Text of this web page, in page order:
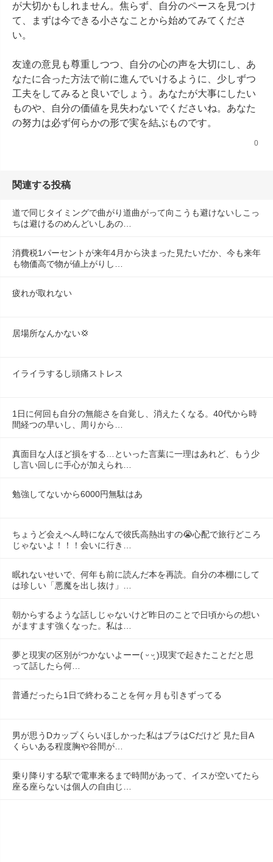
が大切かもしれません。焦らず、自分のペースを見つけ
て、まずは今できる小さなことから始めてみてくださ
い。
友達の意見も尊重しつつ、自分の心の声を大切にし、あ
なたに合った方法で前に進んでいけるように、少しずつ
工夫をしてみると良いでしょう。あなたが大事にしたい
ものや、自分の価値を見失わないでくださいね。あなた
の努力は必ず何らかの形で実を結ぶものです。
0
関連する投稿
道で同じタイミングで曲がり道曲がって向こうも避けないしこっ
ちは避けるのめんどいしあの…
消費税1パーセントが来年4月から決まった見たいだか、今も来年
も物価高で物が値上がりし…
疲れが取れない
居場所なんかない💢
イライラするし頭痛ストレス
1日に何回も自分の無能さを自覚し、消えたくなる。40代から時
間経つの早いし、周りから…
真面目な人ほど損をする…といった言葉に一理はあれど、もう少
し言い回しに手心が加えられ…
勉強してないから6000円無駄はあ
ちょうど会えへん時になんで彼氏高熱出すの😭心配で旅行どころ
じゃないよ！！！会いに行き…
眠れないせいで、何年も前に読んだ本を再読。自分の本棚にして
は珍しい「悪魔を出し抜け」…
朝からするような話しじゃないけど昨日のことで日頃からの想い
がますます強くなった。私は…
夢と現実の区別がつかないよーー( ᵕ ᵕ̩̩ )現実で起きたことだと思
って話したら何…
普通だったら1日で終わることを何ヶ月も引きずってる
男が思うDカップくらいほしかった私はブラはCだけど 見た目A
くらいある程度胸や谷間が…
乗り降りする駅で電車来るまで時間があって、イスが空いてたら
座る座らないは個人の自由じ…